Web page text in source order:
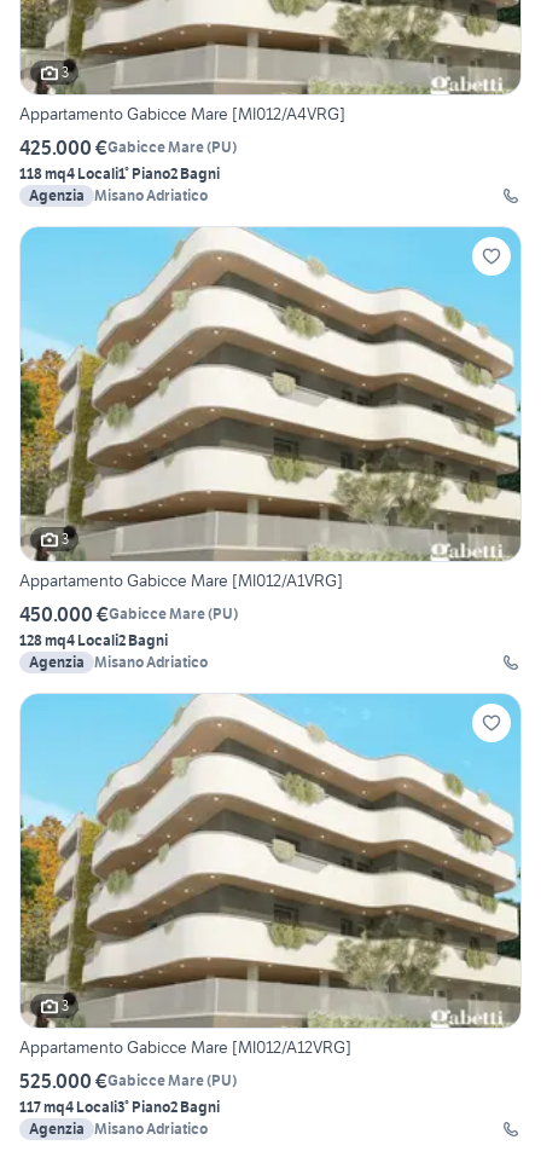
3
Appartamento Gabicce Mare [MI012/A4VRG]
425.000 €Gabicce Mare(PU)
118 mq4 Locali1° Piano2 Bagni
Agenzia Misano Adriatico
3
Appartamento Gabicce Mare [MI012/A1VRG]
450.000 €Gabicce Mare(PU)
128 mq4 Locali2 Bagni
Agenzia Misano Adriatico
3
Appartamento Gabicce Mare [MI012/A12VRG]
525.000 €Gabicce Mare(PU)
117 mq4 Locali3° Piano2 Bagni
Agenzia Misano Adriatico